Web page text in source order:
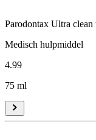
Parodontax Ultra clean
Medisch hulpmiddel
4.99
75 ml